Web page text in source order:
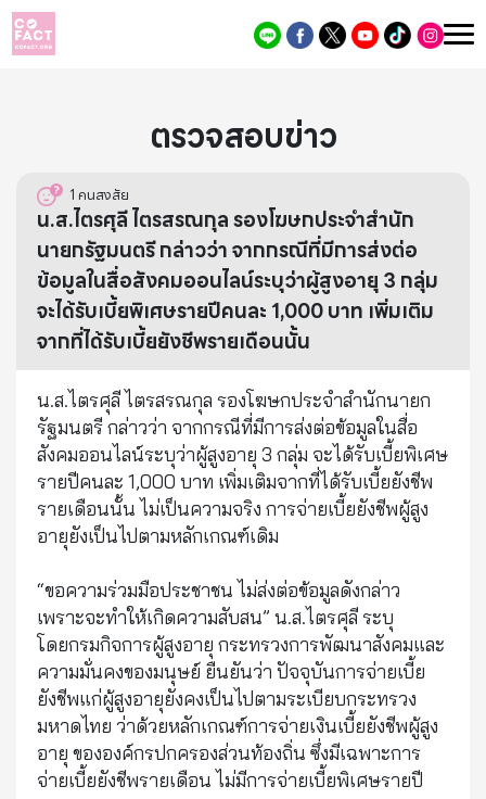
ตรวจสอบข่าว
1 คนสงสัย
น.ส.ไตรศุลี ไตรสรณกุล รองโฆษกประจำสำนัก
นายกรัฐมนตรี กล่าวว่า จากกรณีที่มีการส่งต่อ
ข้อมูลในสื่อสังคมออนไลน์ระบุว่าผู้สูงอายุ 3 กลุ่ม
จะได้รับเบี้ยพิเศษรายปีคนละ 1,000 บาท เพิ่มเติม
จากที่ได้รับเบี้ยยังชีพรายเดือนนั้น
น.ส.ไตรศุลี ไตรสรณกุล รองโฆษกประจำสำนักนายก
รัฐมนตรี กล่าวว่า จากกรณีที่มีการส่งต่อข้อมูลในสื่อ
สังคมออนไลน์ระบุว่าผู้สูงอายุ 3 กลุ่ม จะได้รับเบี้ยพิเศษ
รายปีคนละ 1,000 บาท เพิ่มเติมจากที่ได้รับเบี้ยยังชีพ
รายเดือนนั้น ไม่เป็นความจริง การจ่ายเบี้ยยังชีพผู้สูง
อายุยังเป็นไปตามหลักเกณฑ์เดิม
“ขอความร่วมมือประชาชน ไม่ส่งต่อข้อมูลดังกล่าว
เพราะจะทำให้เกิดความสับสน” น.ส.ไตรศุลี ระบุ
โดยกรมกิจการผู้สูงอายุ กระทรวงการพัฒนาสังคมและ
ความมั่นคงของมนุษย์ ยืนยันว่า ปัจจุบันการจ่ายเบี้ย
ยังชีพแก่ผู้สูงอายุยังคงเป็นไปตามระเบียบกระทรวง
มหาดไทย ว่าด้วยหลักเกณฑ์การจ่ายเงินเบี้ยยังชีพผู้สูง
อายุ ขององค์กรปกครองส่วนท้องถิ่น ซึ่งมีเฉพาะการ
จ่ายเบี้ยยังชีพรายเดือน ไม่มีการจ่ายเบี้ยพิเศษรายปี